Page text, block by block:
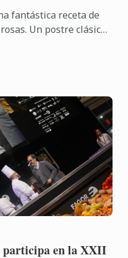
fantástica receta de
Un postre clásico
en la XXII